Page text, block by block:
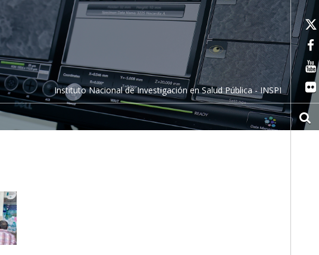
Instituto Nacional de Investigación en Salud Pública - INSPI